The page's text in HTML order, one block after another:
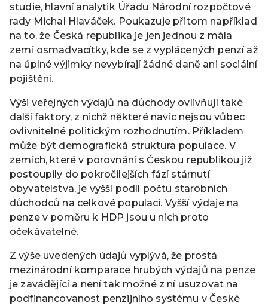
studie, hlavní analytik Úřadu Národní rozpočtové
rady Michal Hlaváček. Poukazuje přitom například
na to, že Česká republika je jen jednou z mála
zemí osmadvacítky, kde se z vyplácených penzí až
na úplné výjimky nevybírají žádné daně ani sociální
pojištění.
Výši veřejných výdajů na důchody ovlivňují také
další faktory, z nichž některé navíc nejsou vůbec
ovlivnitelné politickým rozhodnutím. Příkladem
může být demografická struktura populace. V
zemích, které v porovnání s Českou republikou již
postoupily do pokročilejších fází stárnutí
obyvatelstva, je vyšší podíl počtu starobních
důchodců na celkové populaci. Vyšší výdaje na
penze v poměru k HDP jsou u nich proto
očekávatelné.
Z výše uvedených údajů vyplývá, že prostá
mezinárodní komparace hrubých výdajů na penze
je zavádějící a není tak možné z ní usuzovat na
podfinancovanost penzijního systému v České